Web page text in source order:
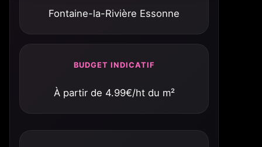
Fontaine-la-Rivière Essonne
BUDGET INDICATIF
À partir de 4.99€/ht du m²